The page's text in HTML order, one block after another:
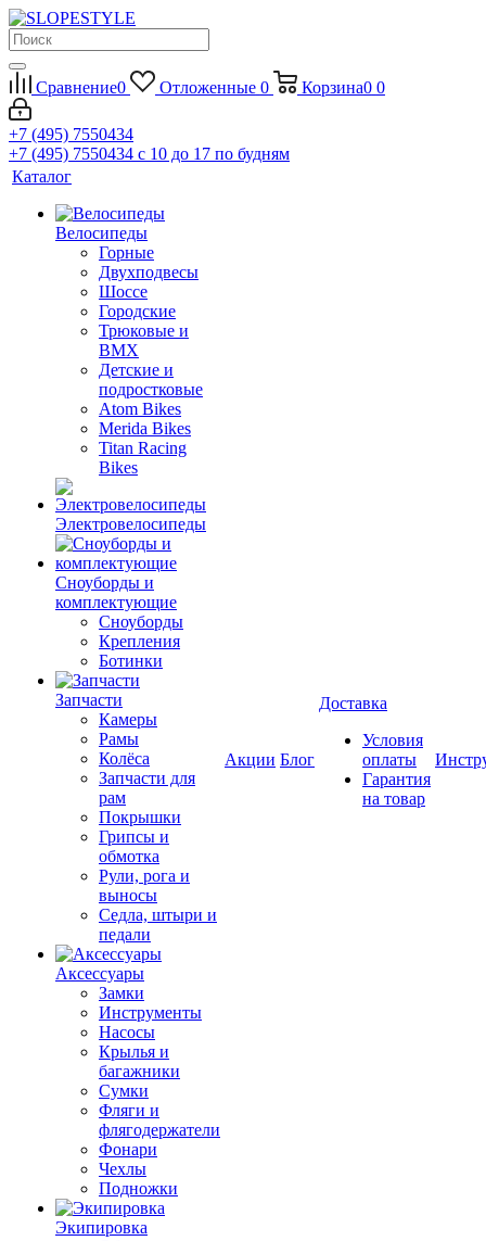
Сравнение0 Отложенные 0 Корзина0 0
+7 (495) 7550434
+7 (495) 7550434 с 10 до 17 по будням
Каталог
Велосипеды
Горные
Двухподвесы
Шоссе
Городские
Трюковые и
BMX
Детские и
подростковые
Atom Bikes
Merida Bikes
Titan Racing
Bikes
Электровелосипеды
Cноуборды и
комплектующие
Сноуборды
Крепления
Ботинки
Запчасти
Камеры
Рамы
Колёса
Запчасти для
рам
Покрышки
Грипсы и
обмотка
Рули, рога и
выносы
Седла, штыри и
педали
Аксессуары
Замки
Инструменты
Насосы
Крылья и
багажники
Сумки
Фляги и
флягодержатели
Фонари
Чехлы
Подножки
Экипировка
Акции Блог
Доставка
Условия
оплаты
Гарантия
на товар